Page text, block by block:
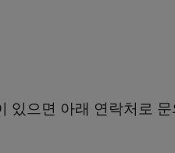
있으면 아래 연락처로